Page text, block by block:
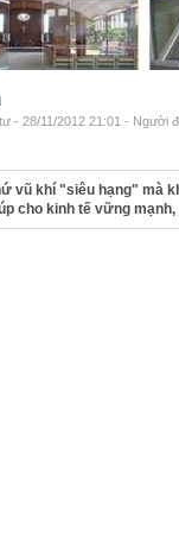
- 28/11/2012 21:01 - Người
vũ khí "siêu hạng" mà
cho kinh tế vững